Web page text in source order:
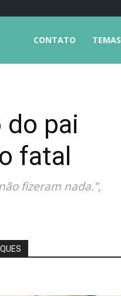
TEMAS
CONTATO
do pai
fatal
fizeram nada.”,